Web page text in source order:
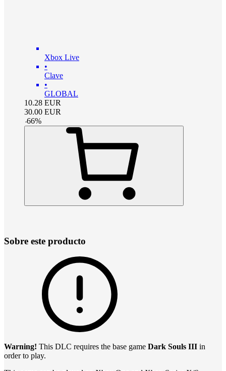
Xbox Live
•
Clave
•
GLOBAL
10.28 EUR
30.00 EUR
-66%
Sobre este producto
Warning! This DLC requires the base game Dark Souls III in
order to play.